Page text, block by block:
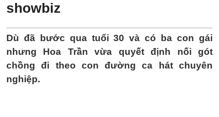
showbiz
Dù đã bước qua tuổi 30 và có ba con gái
nhưng Hoa Trần vừa quyết định nối gót
chồng đi theo con đường ca hát chuyên
nghiệp.